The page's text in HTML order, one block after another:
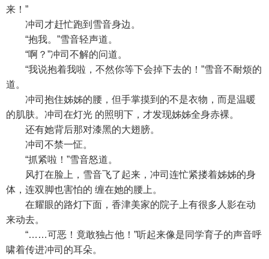
来！”
冲司才赶忙跑到雪音身边。
“抱我。”雪音轻声道。
“啊？”冲司不解的问道。
“我说抱着我啦，不然你等下会掉下去的！”雪音不耐烦的
道。
冲司抱住姊姊的腰，但手掌摸到的不是衣物，而是温暖
的肌肤。冲司在灯光 的照明下，才发现姊姊全身赤裸。
还有她背后那对漆黑的大翅膀。
冲司不禁一怔。
“抓紧啦！”雪音怒道。
风打在脸上，雪音飞了起来，冲司连忙紧搂着姊姊的身
体，连双脚也害怕的 缠在她的腰上。
在耀眼的路灯下面，香津美家的院子上有很多人影在动
来动去。
“……可恶！竟敢独占他！”听起来像是同学育子的声音呼
啸着传进冲司的耳朵。